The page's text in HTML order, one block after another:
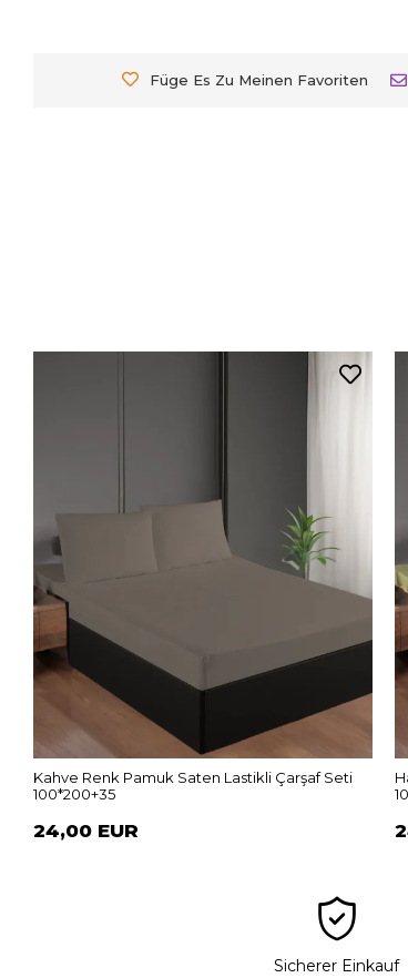
Füge Es Zu Meinen Favoriten
Kahve Renk Pamuk Saten Lastikli Çarşaf Seti
100*200+35
24,00 EUR
Sicherer Einkauf